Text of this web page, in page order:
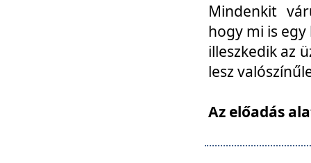
Mindenkit
hogy mi is
illeszkedik az
lesz
Az előadás